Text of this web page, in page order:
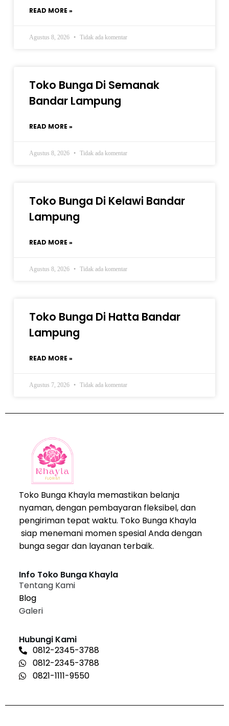
READ MORE »
Agustus 8, 2026 Tidak ada komentar
Toko Bunga Di Semanak
Bandar Lampung
READ MORE »
Agustus 8, 2026 Tidak ada komentar
Toko Bunga Di Kelawi Bandar
Lampung
READ MORE »
Agustus 8, 2026 Tidak ada komentar
Toko Bunga Di Hatta Bandar
Lampung
READ MORE »
Agustus 7, 2026 Tidak ada komentar
Toko Bunga Khayla memastikan belanja
nyaman, dengan pembayaran fleksibel, dan
pengiriman tepat waktu. Toko Bunga Khayla
siap menemani momen spesial Anda dengan
bunga segar dan layanan terbaik.
Info Toko Bunga Khayla
Tentang Kami
Blog
Galeri
Hubungi Kami
0812-2345-3788
0812-2345-3788
0821-1111-9550